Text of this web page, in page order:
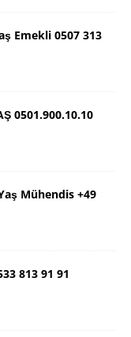
Emekli 0507 313
0501.900.10.10
Mühendis +49
813 91 91